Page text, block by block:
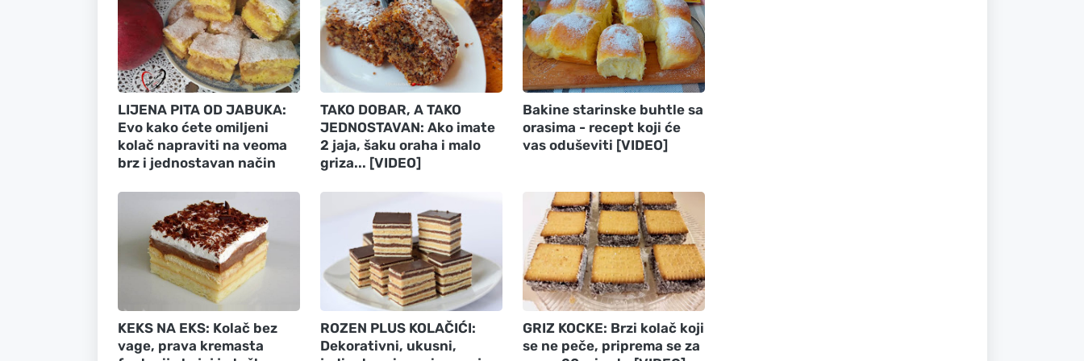
LIJENA PITA OD JABUKA:
Evo kako ćete omiljeni
kolač napraviti na veoma
brz i jednostavan način
TAKO DOBAR, A TAKO
JEDNOSTAVAN: Ako imate
2 jaja, šaku oraha i malo
griza... [VIDEO]
Bakine starinske buhtle sa
orasima - recept koji će
vas oduševiti [VIDEO]
KEKS NA EKS: Kolač bez
vage, prava kremasta
ROZEN PLUS KOLAČIĆI:
Dekorativni, ukusni,
GRIZ KOCKE: Brzi kolač koji
se ne peče, priprema se za